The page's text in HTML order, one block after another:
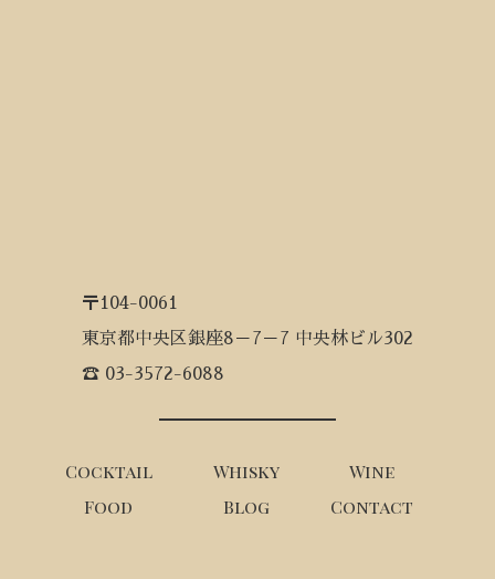
〒104-0061
東京都中央区銀座8－7－7 中央林ビル302
☎ 03-3572-6088
Cocktail Whisky
Wine
Food
Blog Contact